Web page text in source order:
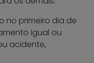
no primeiro dia de
igual ou
acidente,